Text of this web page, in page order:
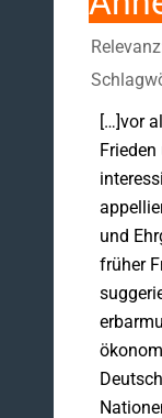
[…]vor
und
früher